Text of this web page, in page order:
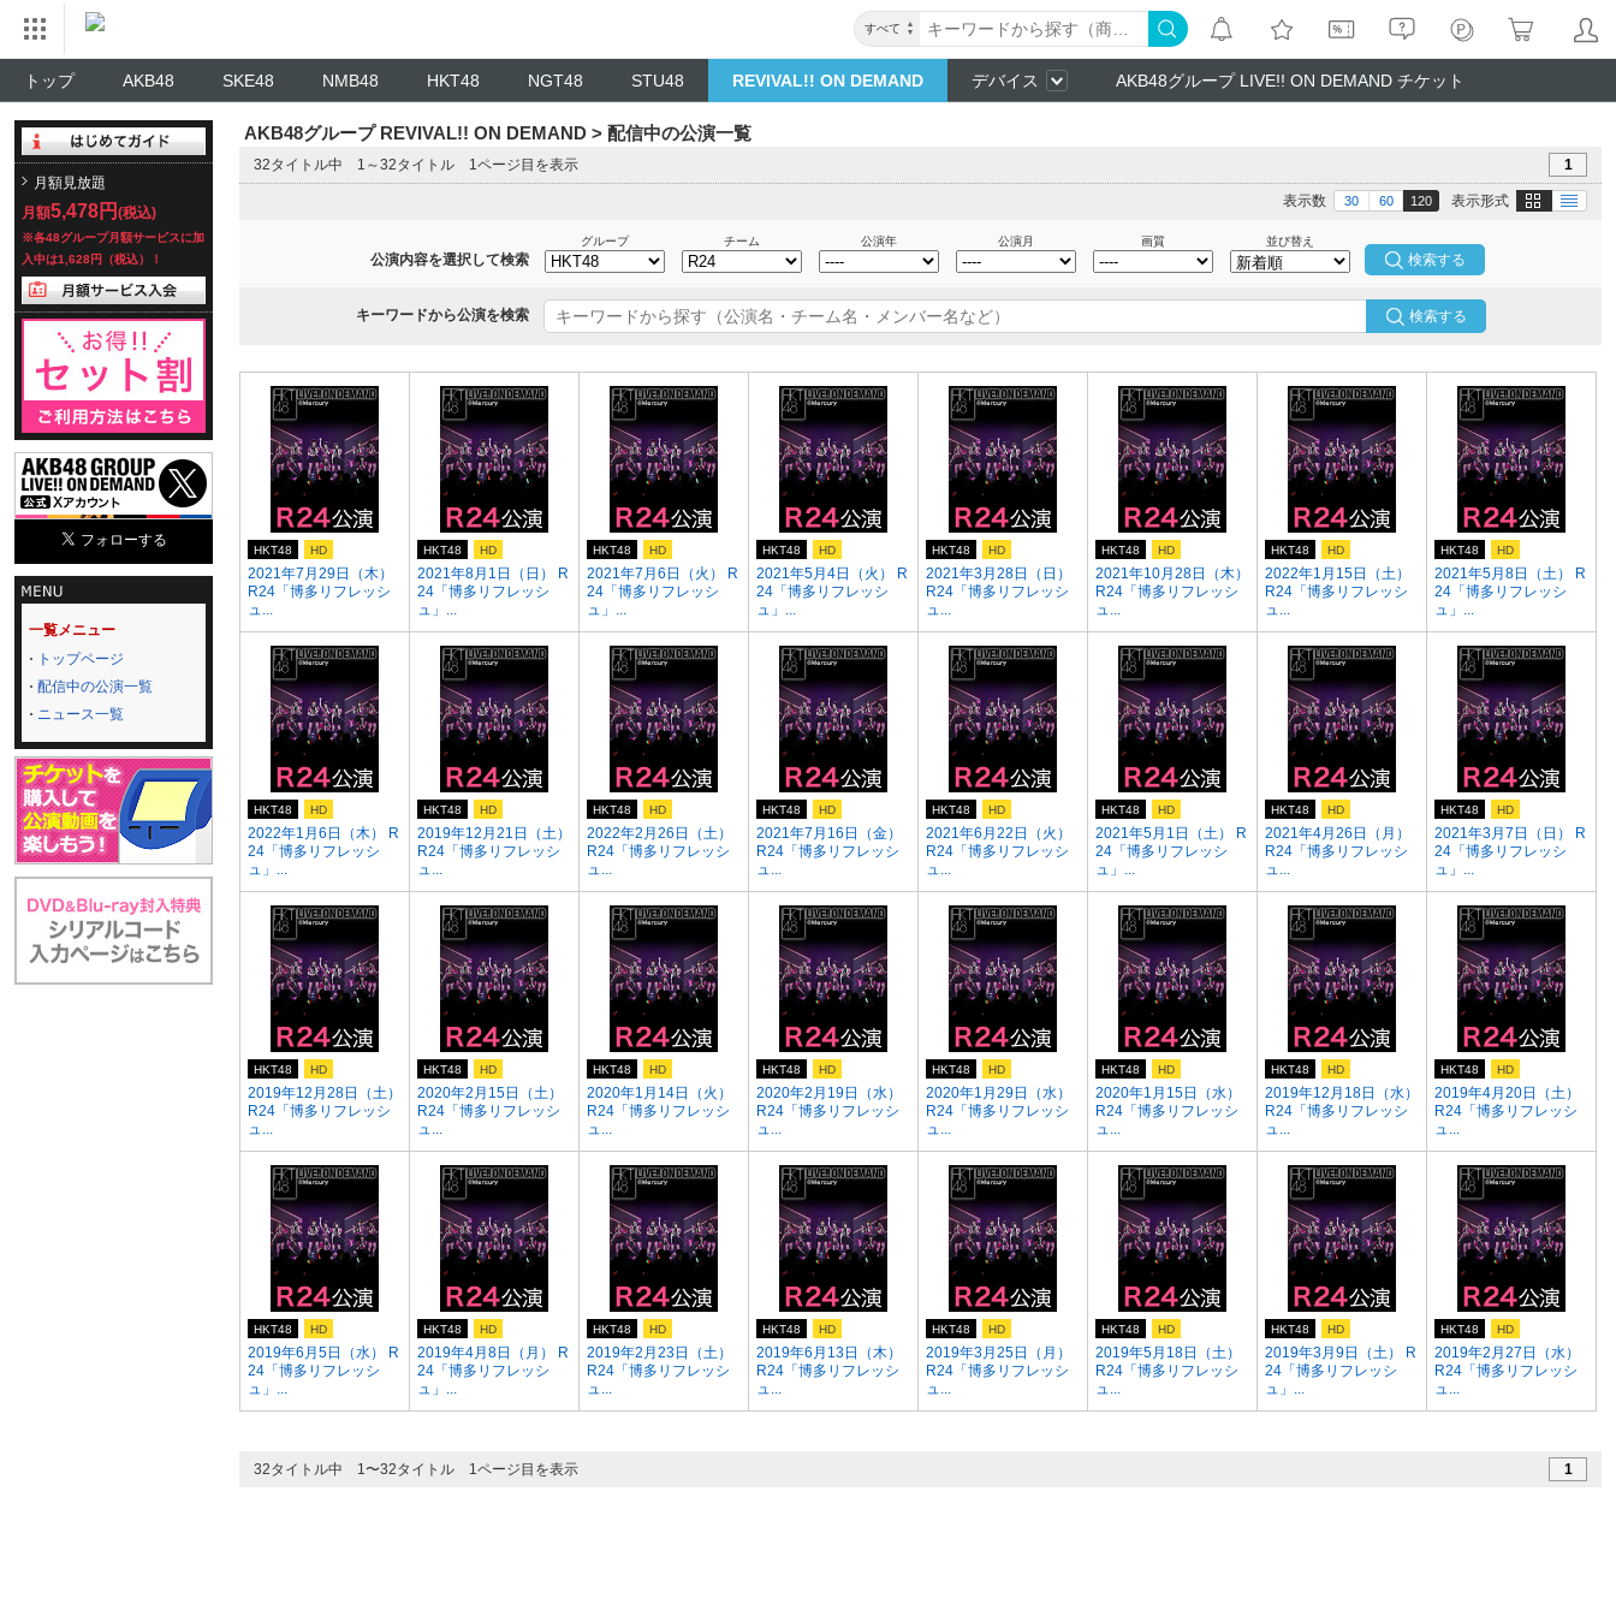
すべて
トップ AKB48 SKE48 NMB48 HKT48 NGT48 STU48 REVIVAL!! ON DEMAND デバイス AKB48グループ LIVE!! ON DEMAND チケット
月額見放題
月額5,478円 (税込)
※各48グループ月額サービスに加
入中は1,628円（税込）！
一覧メニュー
トップページ
配信中の公演一覧
ニュース一覧
AKB48グループ REVIVAL!! ON DEMAND > 配信中の公演一覧
32タイトル中 1～32タイトル 1ページ目を表示 1
表示形式 画像 テキスト
表示数 30 60 120
公演内容を選択して検索
グループ チーム 公演年 公演月 画質 並び替え
キーワードから公演を検索 検索する
2021年7月29日（木）
R24「博多リフレッシ
ュ...
HKT48 HD
2021年8月1日（日） R
24「博多リフレッシ
ュ」...
HKT48 HD
2021年7月6日（火） R
24「博多リフレッシ
ュ」...
HKT48 HD
2021年5月4日（火） R
24「博多リフレッシ
ュ」...
HKT48 HD
2021年3月28日（日）
R24「博多リフレッシ
ュ...
HKT48 HD
2021年10月28日（木）
R24「博多リフレッシ
ュ...
HKT48 HD
2022年1月15日（土）
R24「博多リフレッシ
ュ...
HKT48 HD
2021年5月8日（土） R
24「博多リフレッシ
ュ」...
HKT48 HD
2022年1月6日（木） R
24「博多リフレッシ
ュ」...
HKT48 HD
2019年12月21日（土）
R24「博多リフレッシ
ュ...
HKT48 HD
2022年2月26日（土）
R24「博多リフレッシ
ュ...
HKT48 HD
2021年7月16日（金）
R24「博多リフレッシ
ュ...
HKT48 HD
2021年6月22日（火）
R24「博多リフレッシ
ュ...
HKT48 HD
2021年5月1日（土） R
24「博多リフレッシ
ュ」...
HKT48 HD
2021年4月26日（月）
R24「博多リフレッシ
ュ...
HKT48 HD
2021年3月7日（日） R
24「博多リフレッシ
ュ」...
HKT48 HD
2019年12月28日（土）
R24「博多リフレッシ
ュ...
HKT48 HD
2020年2月15日（土）
R24「博多リフレッシ
ュ...
HKT48 HD
2020年1月14日（火）
R24「博多リフレッシ
ュ...
HKT48 HD
2020年2月19日（水）
R24「博多リフレッシ
ュ...
HKT48 HD
2020年1月29日（水）
R24「博多リフレッシ
ュ...
HKT48 HD
2020年1月15日（水）
R24「博多リフレッシ
ュ...
HKT48 HD
2019年12月18日（水）
R24「博多リフレッシ
ュ...
HKT48 HD
2019年4月20日（土）
R24「博多リフレッシ
ュ...
HKT48 HD
2019年6月5日（水） R
24「博多リフレッシ
ュ」...
HKT48 HD
2019年4月8日（月） R
24「博多リフレッシ
ュ」...
HKT48 HD
2019年2月23日（土）
R24「博多リフレッシ
ュ...
HKT48 HD
2019年6月13日（木）
R24「博多リフレッシ
ュ...
HKT48 HD
2019年3月25日（月）
R24「博多リフレッシ
ュ...
HKT48 HD
2019年5月18日（土）
R24「博多リフレッシ
ュ...
HKT48 HD
2019年3月9日（土） R
24「博多リフレッシ
ュ」...
HKT48 HD
2019年2月27日（水）
R24「博多リフレッシ
ュ...
HKT48 HD
32タイトル中 1〜32タイトル 1ページ目を表示 1